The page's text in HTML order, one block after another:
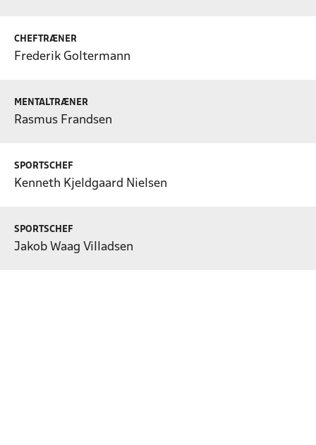
CHEFTRÆNER
Frederik Goltermann
MENTALTRÆNER
Rasmus Frandsen
SPORTSCHEF
Kenneth Kjeldgaard Nielsen
SPORTSCHEF
Jakob Waag Villadsen